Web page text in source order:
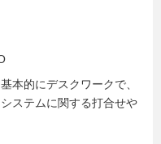
本的にデスクワークで、
ステムに関する打合せや